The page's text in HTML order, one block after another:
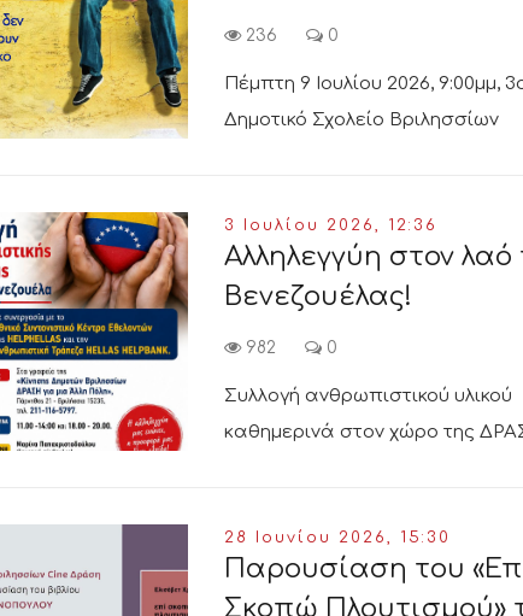
236 0
Πέμπτη 9 Ιουλίου 2026, 9:00μμ,
Δημοτικό Σχολείο Βριλησσίων
3 Ιουλίου 2026, 12:36
Αλληλεγγύη στον λαό
Βενεζουέλας!
982 0
Συλλογή ανθρωπιστικού υλικού
καθημερινά στον χώρο της
28 Ιουνίου 2026, 15:30
Παρουσίαση του
Σκοπώ Πλουτισμού»